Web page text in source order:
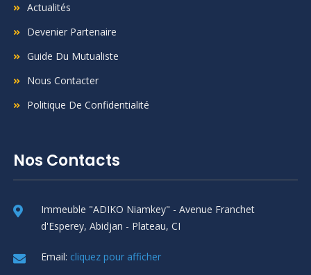
Actualités
Devenier Partenaire
Guide Du Mutualiste
Nous Contacter
Politique De Confidentialité
Nos Contacts
Immeuble "ADIKO Niamkey" - Avenue Franchet
d'Esperey, Abidjan - Plateau, CI
Email: cliquez pour afficher